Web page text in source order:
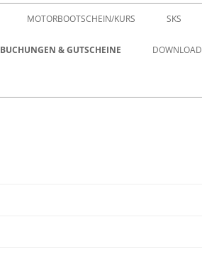
MOTORBOOTSCHEIN/KURS SKS
BUCHUNGEN & GUTSCHEINE DOWNLOAD